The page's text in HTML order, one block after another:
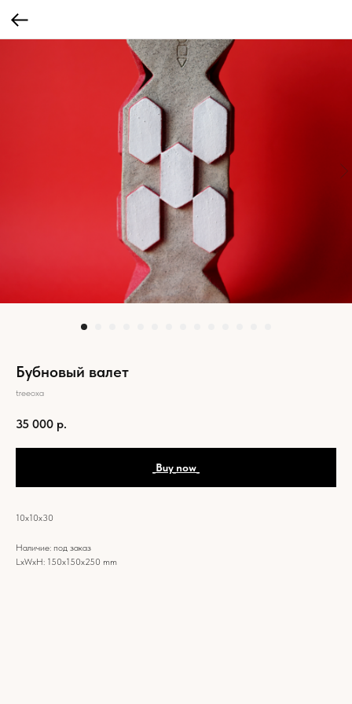
Бубновый валет
treeoxa
35 000 р.
_Buy_now_
10х10х30
Наличие: под заказ
LxWxH: 150x150x250 mm